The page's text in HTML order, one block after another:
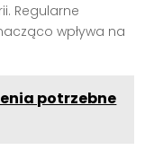
Regularne
wpływa na
potrzebne